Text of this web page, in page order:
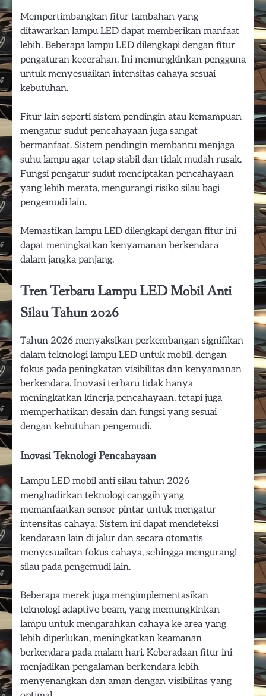
Mempertimbangkan fitur tambahan yang
ditawarkan lampu LED dapat memberikan manfaat
lebih. Beberapa lampu LED dilengkapi dengan fitur
pengaturan kecerahan. Ini memungkinkan pengguna
untuk menyesuaikan intensitas cahaya sesuai
kebutuhan.
Fitur lain seperti sistem pendingin atau kemampuan
mengatur sudut pencahayaan juga sangat
bermanfaat. Sistem pendingin membantu menjaga
suhu lampu agar tetap stabil dan tidak mudah rusak.
Fungsi pengatur sudut menciptakan pencahayaan
yang lebih merata, mengurangi risiko silau bagi
pengemudi lain.
Memastikan lampu LED dilengkapi dengan fitur ini
dapat meningkatkan kenyamanan berkendara
dalam jangka panjang.
Tren Terbaru Lampu LED Mobil Anti
Silau Tahun 2026
Tahun 2026 menyaksikan perkembangan signifikan
dalam teknologi lampu LED untuk mobil, dengan
fokus pada peningkatan visibilitas dan kenyamanan
berkendara. Inovasi terbaru tidak hanya
meningkatkan kinerja pencahayaan, tetapi juga
memperhatikan desain dan fungsi yang sesuai
dengan kebutuhan pengemudi.
Inovasi Teknologi Pencahayaan
Lampu LED mobil anti silau tahun 2026
menghadirkan teknologi canggih yang
memanfaatkan sensor pintar untuk mengatur
intensitas cahaya. Sistem ini dapat mendeteksi
kendaraan lain di jalur dan secara otomatis
menyesuaikan fokus cahaya, sehingga mengurangi
silau pada pengemudi lain.
Beberapa merek juga mengimplementasikan
teknologi adaptive beam, yang memungkinkan
lampu untuk mengarahkan cahaya ke area yang
lebih diperlukan, meningkatkan keamanan
berkendara pada malam hari. Keberadaan fitur ini
menjadikan pengalaman berkendara lebih
menyenangkan dan aman dengan visibilitas yang